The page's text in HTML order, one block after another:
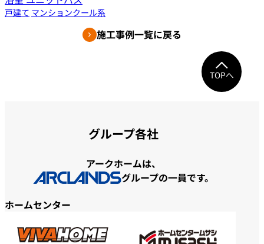
戸建て マンションクール系
施工事例一覧に戻る
TOPへ
グループ各社
アークホームは、
グループの一員です。
ホームセンター